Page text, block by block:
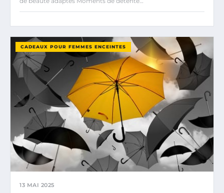
CADEAUX POUR FEMMES ENCEINTES
13 MAI 2025